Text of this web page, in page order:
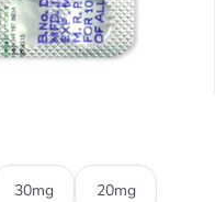
30mg 20mg